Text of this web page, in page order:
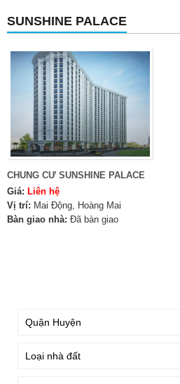
SUNSHINE PALACE
CHUNG CƯ SUNSHINE PALACE
Giá: Liên hệ
Vị trí: Mai Động, Hoàng Mai
Bàn giao nhà: Đã bàn giao